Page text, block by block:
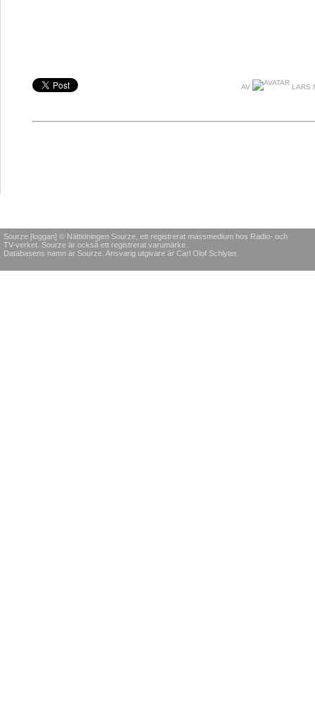
AV LARS
Sourze [loggan] © Nättidningen Sourze, ett registrerat massmedium hos Radio- och
TV-verket. Sourze är också ett registrerat varumärke.
Databasens namn är Sourze. Ansvarig utgivare är Carl Olof Schlyter.